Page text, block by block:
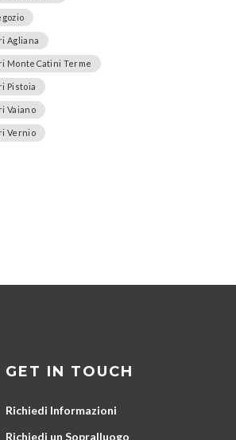
Agliana
MonteCatini Terme
Pistoia
Vaiano
Vernio
GET IN TOUCH
Richiedi Informazioni
Richiedi un Sopralluogo